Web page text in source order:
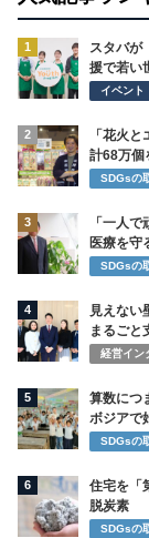
1
スタバ
援で若い
イベント
2
「花火
計68万個
SDGsの
3
「一人
医療を守
SDGsの
4
見えない
まるごと
経営イン
5
算数につ
ボジアで
SDGsの
6
住宅を「
脱炭素
SDGsの